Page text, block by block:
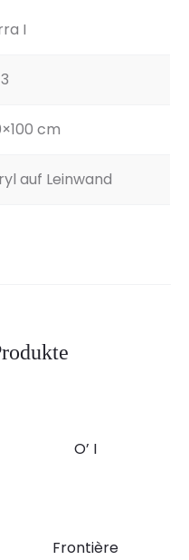
I
cm
auf Leinwand
O’ I
Frontière